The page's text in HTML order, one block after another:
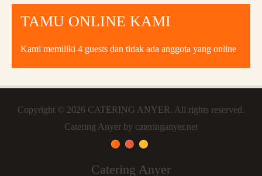
TAMU ONLINE KAMI
Kami memiliki 4 guests dan tidak ada anggota yang online
Copyright © 2026 CATERING ANYER. All rights reserved.
Catering Anyer by cateringanyer.net
Catering Anyer